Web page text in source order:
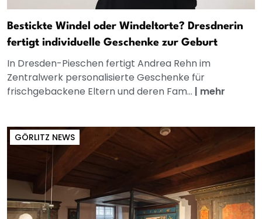
Bestickte Windel oder Windeltorte? Dresdnerin
fertigt individuelle Geschenke zur Geburt
In Dresden-Pieschen fertigt Andrea Rehn im
Zentralwerk personalisierte Geschenke für
frischgebackene Eltern und deren Fam... | mehr
GÖRLITZ NEWS